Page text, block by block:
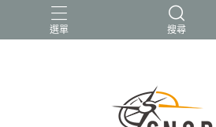
選單 搜尋
【LR】左右腳
五指襪